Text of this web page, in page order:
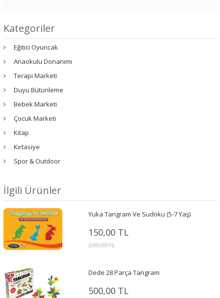
Kategoriler
Eğitici Oyuncak
Anaokulu Donanımı
Terapi Marketi
Duyu Bütünleme
Bebek Marketi
Çocuk Marketi
Kitap
Kırtasiye
Spor & Outdoor
İlgili Ürünler
Yuka Tangram Ve Sudoku (5-7 Yaş)
150,00 TL
200,00 TL
Dede 28 Parça Tangram
500,00 TL